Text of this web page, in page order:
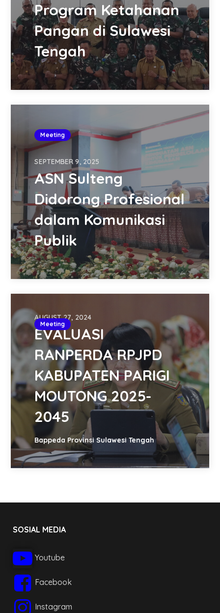
Program Ketahanan
Pangan di Sulawesi
Tengah
Meeting
SEPTEMBER 9, 2025
ASN Sulteng
Didorong Profesional
dalam Komunikasi
Publik
Meeting
AUGUST 27, 2024
EVALUASI
RANPERDA RPJPD
KABUPATEN PARIGI
MOUTONG 2025-
2045
Bappeda Provinsi Sulawesi Tengah
SOSIAL MEDIA
Youtube
Facebook
Instagram